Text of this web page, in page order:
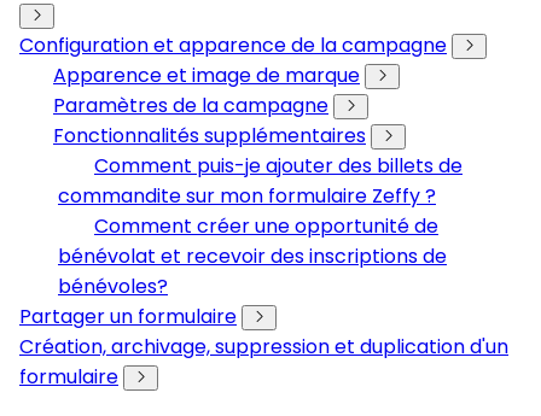
Configuration et apparence de la campagne
Apparence et image de marque
Paramètres de la campagne
Fonctionnalités supplémentaires
Comment puis-je ajouter des billets de
commandite sur mon formulaire Zeffy ?
Comment créer une opportunité de
bénévolat et recevoir des inscriptions de
bénévoles?
Partager un formulaire
Création, archivage, suppression et duplication d'un
formulaire